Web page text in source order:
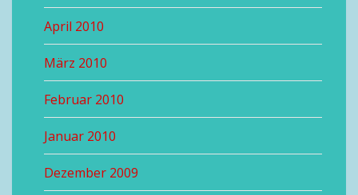
April 2010
März 2010
Februar 2010
Januar 2010
Dezember 2009